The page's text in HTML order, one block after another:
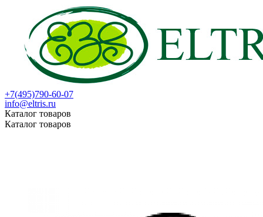
+7(495)790-60-07
info@eltris.ru
Каталог товаров
Каталог товаров